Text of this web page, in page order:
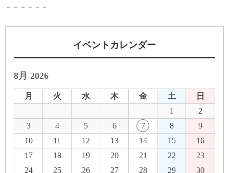
－－－－－－
イベントカレンダー
8月 2026
月 火 水 木 金 土
日
1
2
3
4 5 6 7 8
9
10
11 12 13 14 15
16
17
18 19 20 21 22
23
24
25 26 27 28 29
30